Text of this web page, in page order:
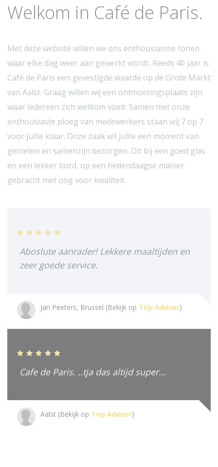
Welkom in Café de Paris.
Met deze website willen we ons enthousiasme tonen
waar elke dag weer aan gewerkt wordt. Reeds 40 jaar is
Café de Paris een gevestigde waarde op de Grote Markt
van Aalst. Graag willen wij een ontmoetingsplaats zijn
waar iedereen zich welkom voelt. Samen met onze
enthousiaste ploeg van medewerkers staan wij 7 op 7
voor jullie klaar. Onze zaak wil jullie een moment van
genieten en samenzijn bezorgen. Dit bij een goed glas
en een lekker bord, op een hedendaagse manier
gebracht met oog voor kwaliteit.
Aboslute aanrader! Lekkere maaltijden en
zeer goede service.
Jan Peeters, Brussel (Bekijk op Trip Advisor)
Cafe de Paris. ..tja das altijd super...
Aalst (Bekijk op Trip Advisor)